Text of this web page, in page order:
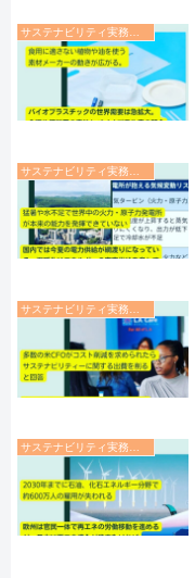
サステナビリティ実務トレンド
サステナビリティ実務トレンド